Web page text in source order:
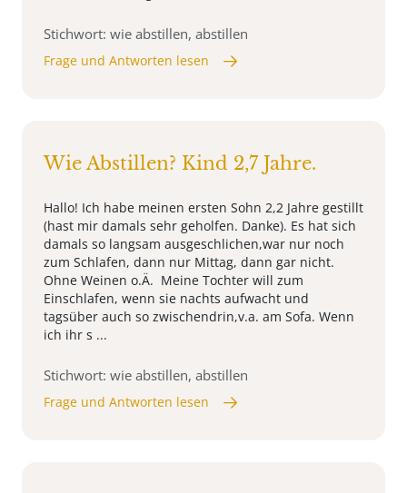
Stichwort: wie abstillen, abstillen
Frage und Antworten lesen
Wie Abstillen? Kind 2,7 Jahre.
Hallo! Ich habe meinen ersten Sohn 2,2 Jahre gestillt
(hast mir damals sehr geholfen. Danke). Es hat sich
damals so langsam ausgeschlichen,war nur noch
zum Schlafen, dann nur Mittag, dann gar nicht.
Ohne Weinen o.Ä. Meine Tochter will zum
Einschlafen, wenn sie nachts aufwacht und
tagsüber auch so zwischendrin,v.a. am Sofa. Wenn
ich ihr s ...
Stichwort: wie abstillen, abstillen
Frage und Antworten lesen